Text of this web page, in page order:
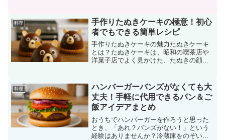
リームの表面を美しく見せるだけでな
く、乾燥や変色から守る...
料理
手作りたぬきケーキの極意！初心
者でもできる簡単レシピ
手作りたぬきケーキの魅力たぬきケーキ
とは？たぬきケーキは、昭和の喫茶店や
洋菓子店でよく見かけた、たぬきの顔を
ある表情が特徴で、どこか懐かしいぬく
もりを感じさせます。スポ...
料理
ハンバーガーバンズがなくても大
丈夫！手軽に代用できるパン＆ご
飯アイデアまとめ
おうちでハンバーガーを作ろうと思った
とき、「あれ？バンズがない！」という
経験はありませんか？冷蔵庫をのぞいて